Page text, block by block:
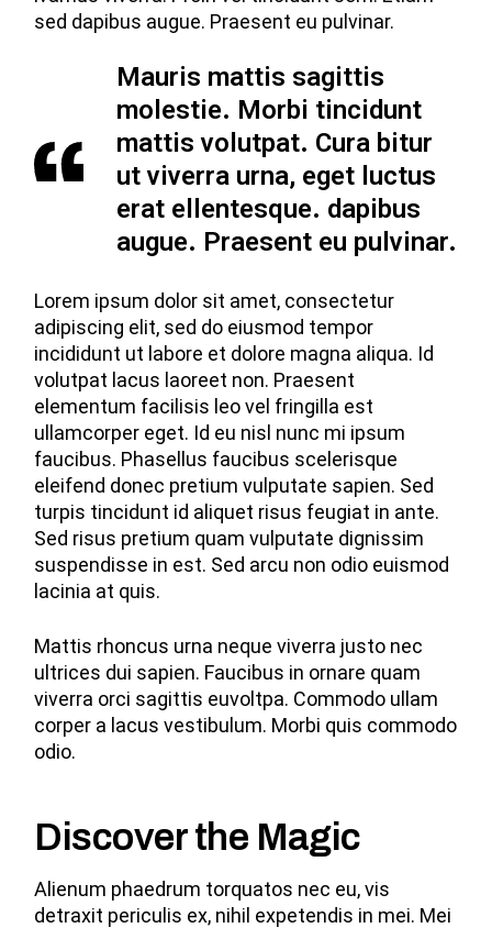
sed dapibus augue. Praesent eu pulvinar.
Mauris mattis sagittis
molestie. Morbi tincidunt
mattis volutpat. Cura bitur
ut viverra urna, eget luctus
erat ellentesque. dapibus
augue. Praesent eu pulvinar.
Lorem ipsum dolor sit amet, consectetur
adipiscing elit, sed do eiusmod tempor
incididunt ut labore et dolore magna aliqua. Id
volutpat lacus laoreet non. Praesent
elementum facilisis leo vel fringilla est
ullamcorper eget. Id eu nisl nunc mi ipsum
faucibus. Phasellus faucibus scelerisque
eleifend donec pretium vulputate sapien. Sed
turpis tincidunt id aliquet risus feugiat in ante.
Sed risus pretium quam vulputate dignissim
suspendisse in est. Sed arcu non odio euismod
lacinia at quis.
Mattis rhoncus urna neque viverra justo nec
ultrices dui sapien. Faucibus in ornare quam
viverra orci sagittis euvoltpa. Commodo ullam
corper a lacus vestibulum. Morbi quis commodo
odio.
Discover the Magic
Alienum phaedrum torquatos nec eu, vis
detraxit periculis ex, nihil expetendis in mei. Mei